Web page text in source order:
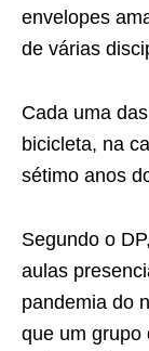
envelopes
de várias
Cada uma
bicicleta, na
sétimo anos
Segundo o
aulas
pandemia do
que um grupo